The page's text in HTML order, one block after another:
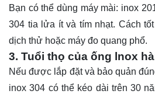
Bạn có thể dùng máy mài: inox
304 tia lửa ít và tím nhạt. Cách
dịch thử hoặc máy đo quang phổ.
3. Tuổi thọ của ống lnox
Nếu được lắp đặt và bảo quản
inox 304 có thể kéo dài trên 30